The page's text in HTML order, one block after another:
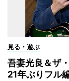
見る・遊ぶ
吾妻光良＆ザ
21年ぶりフル